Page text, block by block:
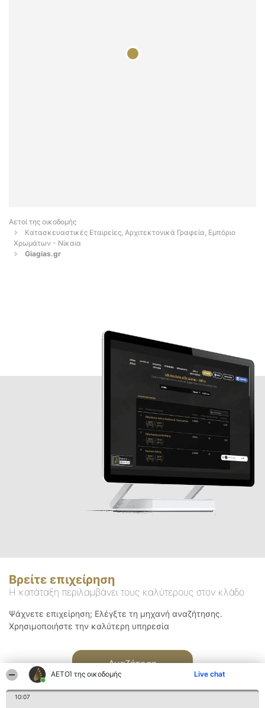
ΑΕΤΟΊ της οικοδομής Live chat
10:07
Αετοί της οικοδομής
Κατασκευαστικές Εταιρείες, Αρχιτεκτονικά Γραφεία, Εμπόριο
Χρωμάτων - Νίκαια
Giagias.gr
Βρείτε επιχείρηση
Η κατάταξη περιλαμβάνει τους καλύτερους στον κλάδο
Ψάχνετε επιχείρηση; Ελέγξτε τη μηχανή αναζήτησης.
Χρησιμοποιήστε την καλύτερη υπηρεσία
Αναζήτηση